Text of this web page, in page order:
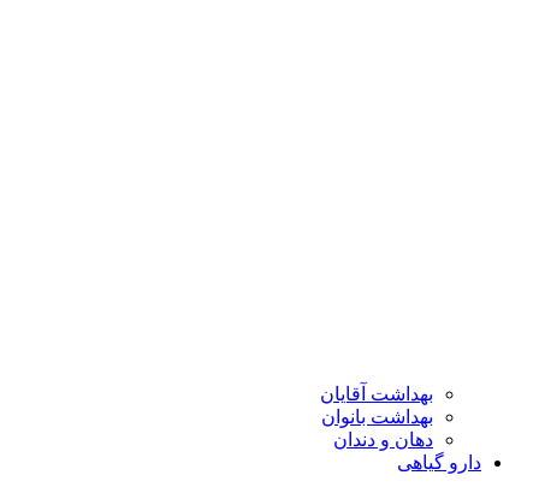
بهداشت آقایان
بهداشت بانوان
دهان و دندان
دارو گیاهی